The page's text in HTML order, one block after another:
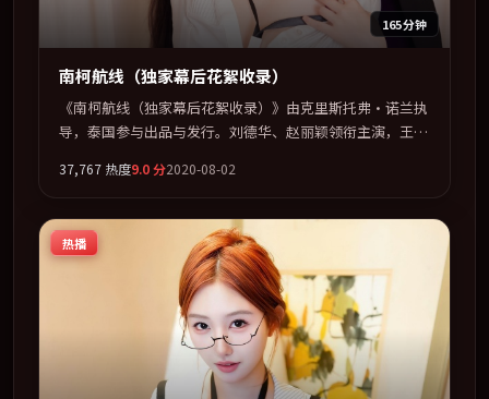
165分钟
南柯航线（独家幕后花絮收录）
《南柯航线（独家幕后花絮收录）》由克里斯托弗·诺兰执
导，泰国参与出品与发行。刘德华、赵丽颖领衔主演，王
隐喻表达。全片以「传记」类型为骨架，在叙事、表演与视
步亮相，2020 年度话题片中口碑稳健，适合喜欢强情节与
人物弧光的观众完整观看。
37,767 热度9.0分2020-08-02
热播